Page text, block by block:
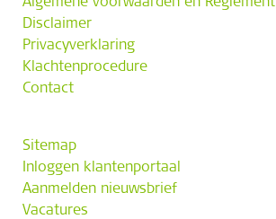
Disclaimer
Privacyverklaring
Klachtenprocedure
Contact
Sitemap
Inloggen klantenportaal
Aanmelden nieuwsbrief
Vacatures